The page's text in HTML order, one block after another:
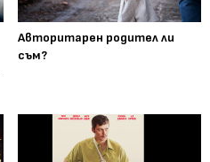
Авторитарен родител ли
съм?